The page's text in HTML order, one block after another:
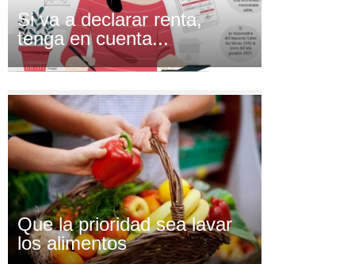
Si va a declarar renta,
tenga en cuenta...
Que la prioridad sea lavar
los alimentos